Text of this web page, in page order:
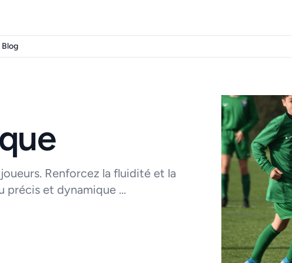
Blog
Renforcez la fluidité et la
précis et dynamique ...